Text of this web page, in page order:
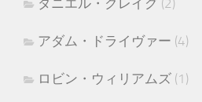
アダム・ドライヴァー (4)
ロビン・ウィリアムズ (1)